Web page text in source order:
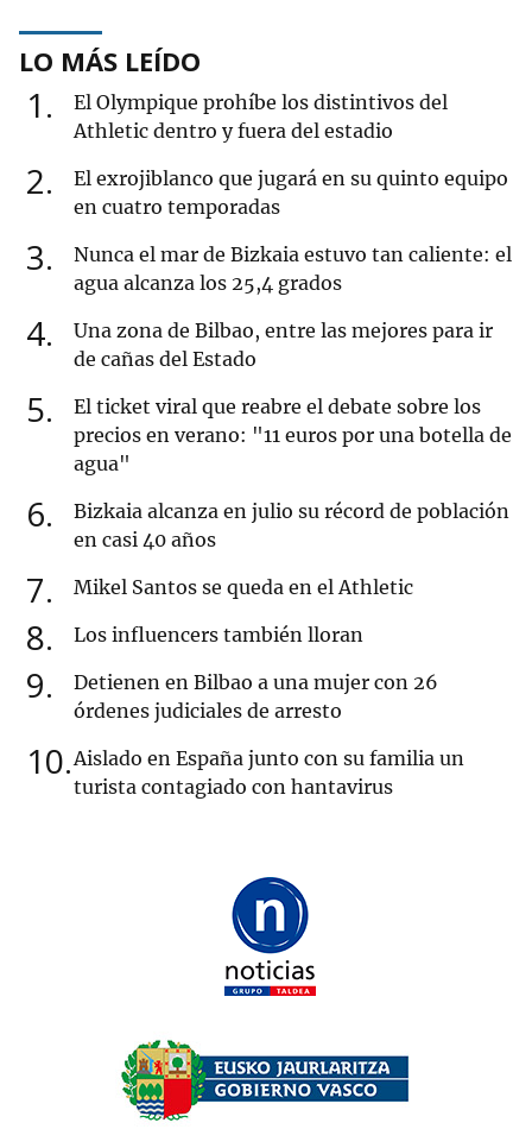
LO MÁS LEÍDO
1
El Olympique prohíbe los distintivos del
Athletic dentro y fuera del estadio
2
El exrojiblanco que jugará en su quinto equipo
en cuatro temporadas
3
Nunca el mar de Bizkaia estuvo tan caliente: el
agua alcanza los 25,4 grados
4
Una zona de Bilbao, entre las mejores para ir
de cañas del Estado
5
El ticket viral que reabre el debate sobre los
precios en verano: "11 euros por una botella de
agua"
6
Bizkaia alcanza en julio su récord de población
en casi 40 años
7 Mikel Santos se queda en el Athletic
8 Los influencers también lloran
9
Detienen en Bilbao a una mujer con 26
órdenes judiciales de arresto
10 Aislado en España junto con su familia un
turista contagiado con hantavirus